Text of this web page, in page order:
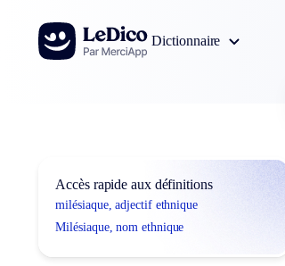
Aller au contenu
Dictionnaire
Accès rapide aux définitions
milésiaque, adjectif ethnique
Milésiaque, nom ethnique